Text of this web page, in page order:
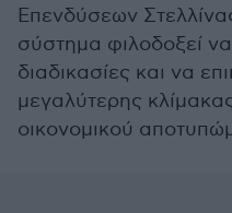
Επενδύσεων
σύστημα φιλοδοξεί να
διαδικασίες και να
μεγαλύτερης
οικονομικού